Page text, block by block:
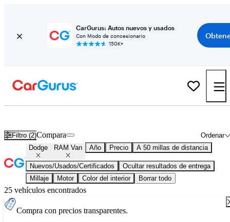
CarGurus: Autos nuevos y usados
Con Modo de concesionario
150K+
Filtro (2) Ordenar
Compara
Dodge RAM Van Año Precio A 50 millas de distancia
Nuevos/Usados/Certificados
Ocultar resultados de entrega
Millaje
Motor Color del interior Borrar todo
25 vehículos encontrados
Compra con precios transparentes.